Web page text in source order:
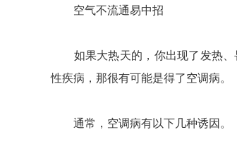
空气不流通易中招
如果大热天的，你出现了发热、
性疾病，那很有可能是得了空调病。
通常，空调病有以下几种诱因。